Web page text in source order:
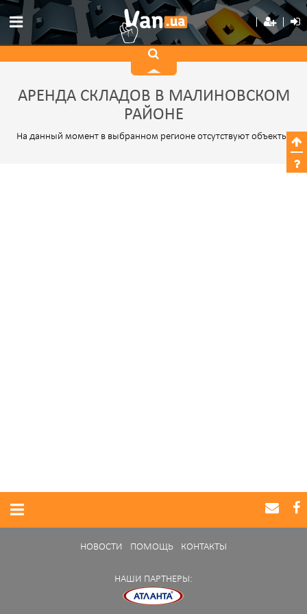
АРЕНДА СКЛАДОВ В МАЛИНОВСКОМ
РАЙОНЕ
На данный момент в выбранном регионе отсутствуют объекты.
НОВОСТИ ПОМОЩЬ КОНТАКТЫ
НАШИ ПАРТНЕРЫ: